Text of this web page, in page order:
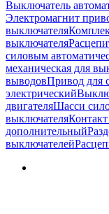
Выключатель
Электромагнит
выключателя
выключателя
силовым
механическая для
выводовПривод для
электрический
двигателяШасси
выключателя
дополнительный
выключателей